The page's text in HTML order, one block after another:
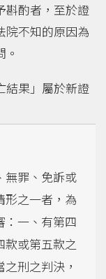
斟酌者，至於證
院不知的原因為
結果」屬於新證
無罪、免訴或
形之一者，為
：一、有第四
款或第五款之
刑之判決，